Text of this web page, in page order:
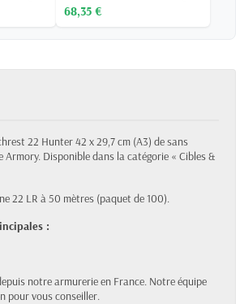
68,35 €
22 Hunter 42 x 29,7 cm (A3) de sans
Armory. Disponible dans la catégorie « Cibles &
22 LR à 50 mètres (paquet de 100).
:
notre armurerie en France. Notre équipe
pour vous conseiller.